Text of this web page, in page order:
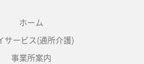
ホーム
サービス(通所介護)
事業所案内